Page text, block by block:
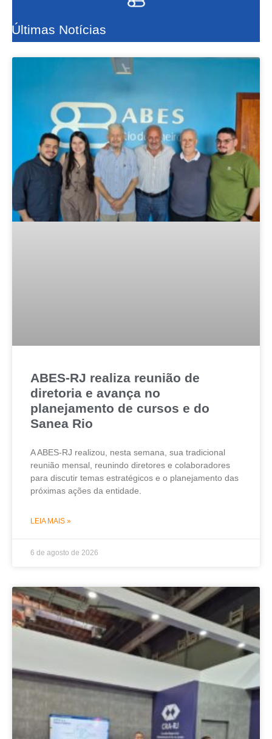
Últimas Notícias
ABES-RJ realiza reunião de
diretoria e avança no
planejamento de cursos e do
Sanea Rio
A ABES-RJ realizou, nesta semana, sua tradicional
reunião mensal, reunindo diretores e colaboradores
para discutir temas estratégicos e o planejamento das
próximas ações da entidade.
LEIA MAIS »
6 de agosto de 2026